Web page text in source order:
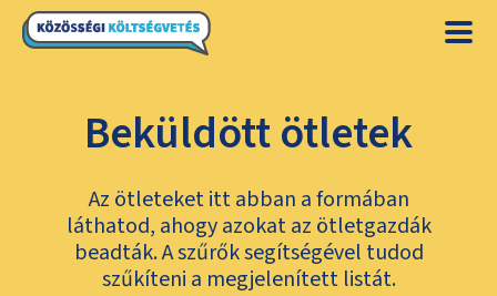
Beküldött ötletek
Az ötleteket itt abban a formában
láthatod, ahogy azokat az ötletgazdák
beadták. A szűrők segítségével tudod
szűkíteni a megjelenített listát.